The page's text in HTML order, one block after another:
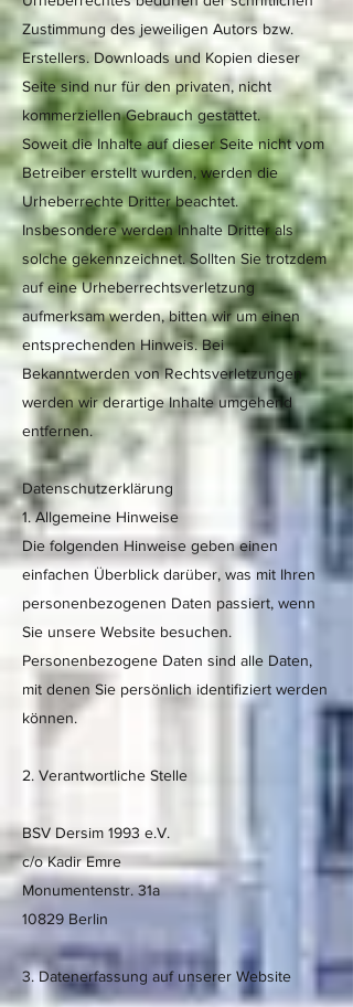
Zustimmung des jeweiligen Autors bzw.
Erstellers. Downloads und Kopien dieser
Seite sind nur für den privaten, nicht
kommerziellen Gebrauch gestattet.
Soweit die Inhalte auf dieser Seite nicht vom
Betreiber erstellt wurden, werden die
Urheberrechte Dritter beachtet.
Insbesondere werden Inhalte Dritter als
solche gekennzeichnet. Sollten Sie trotzdem
auf eine Urheberrechtsverletzung
aufmerksam werden, bitten wir um einen
entsprechenden Hinweis. Bei
Bekanntwerden von Rechtsverletzungen
werden wir derartige Inhalte umgehend
entfernen.
Datenschutzerklärung
1. Allgemeine Hinweise
Die folgenden Hinweise geben einen
einfachen Überblick darüber, was mit Ihren
personenbezogenen Daten passiert, wenn
Sie unsere Website besuchen.
Personenbezogene Daten sind alle Daten,
mit denen Sie persönlich identifiziert werden
können.
2. Verantwortliche Stelle
BSV Dersim 1993 e.V.
c/o Kadir Emre
Monumentenstr. 31a
10829 Berlin
3. Datenerfassung auf unserer Website